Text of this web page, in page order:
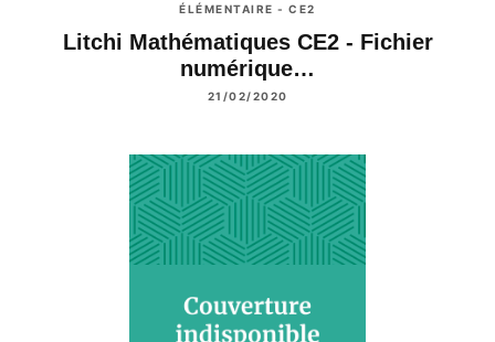
ÉLÉMENTAIRE - CE2
Litchi Mathématiques CE2 - Fichier
numérique…
21/02/2020